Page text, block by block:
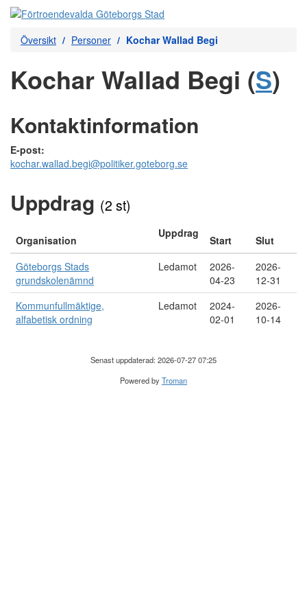
Översikt Personer Kochar Wallad Begi
Kochar Wallad Begi (S)
Kontaktinformation
E-post:
kochar.wallad.begi@politiker.goteborg.se
Uppdrag (2 st)
Organisation
Uppdrag
Start
Slut
Göteborgs Stads
grundskolenämnd
Ledamot
2026-
04-23
2026-
12-31
Kommunfullmäktige,
alfabetisk ordning
Ledamot
2024-
02-01
2026-
10-14
Senast uppdaterad: 2026-07-27 07:25
Powered byTroman